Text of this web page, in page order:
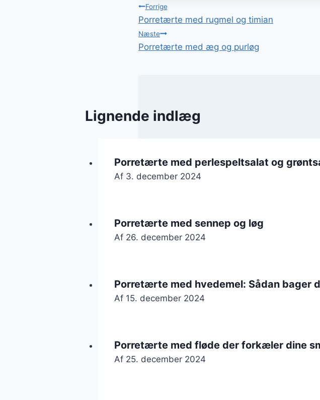
Indlægsnavigation
Forrige
Porretærte med rugmel og timian
Næste
Porretærte med æg og purløg
Lignende indlæg
Porretærte med perlespeltsalat og
Af 3. december 2024
Porretærte med sennep og løg
Af 26. december 2024
Porretærte med hvedemel: Sådan bager
Af 15. december 2024
Porretærte med fløde der forkæler dine
Af 25. december 2024